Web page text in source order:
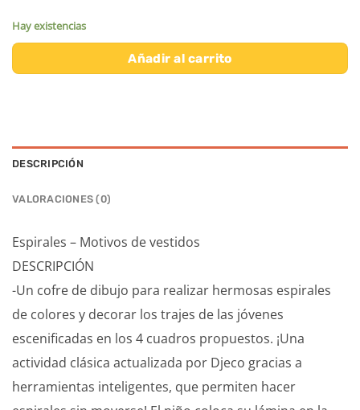
Hay existencias
Añadir al carrito
DESCRIPCIÓN
VALORACIONES (0)
Espirales – Motivos de vestidos
DESCRIPCIÓN
-Un cofre de dibujo para realizar hermosas espirales
de colores y decorar los trajes de las jóvenes
escenificadas en los 4 cuadros propuestos. ¡Una
actividad clásica actualizada por Djeco gracias a
herramientas inteligentes, que permiten hacer